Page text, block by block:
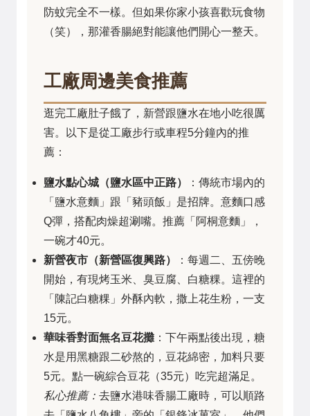
防蚊完全不一樣。但如果你家小孩喜歡玩食物
（笑），那灌香腸絕對能讓他們開心一整天。
工廠周邊美食推薦
逛完工廠肚子餓了，新營跟鹽水在地小吃很厲
害。以下是從工廠步行或車程5分鐘內的推
薦：
鹽水點心城（鹽水區中正路）
：傳統市場內的
「鹽水意麵」跟「豬頭飯」是招牌。意麵口感
Q彈，搭配肉燥超涮嘴。推薦「阿桐意麵」，
一碗才40元。
新營夜市（新營區復興路）
：每週二、五傍晚
開始，有現烤玉米、臭豆腐、白糖粿。這裡的
「陳記白糖粿」外酥內軟，撒上花生粉，一支
15元。
華味香對面無名豆花攤 ：下午兩點後出現，糖
水是用黑糖跟二砂熬的，豆花綿密，加料只要
5元。點一碗綜合豆花（35元）吃完超滿足。
私心推薦： 去鹽水港味香腸工廠時，可以順路